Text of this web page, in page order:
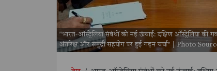
"भारत-ऑस्ट्रेलिया संबंधों को नई ऊंचाई: दक्षिण ऑस्ट्रेलिया की
अंतरिक्ष और समुद्री सहयोग पर हुई गहन चर्चा" | Photo